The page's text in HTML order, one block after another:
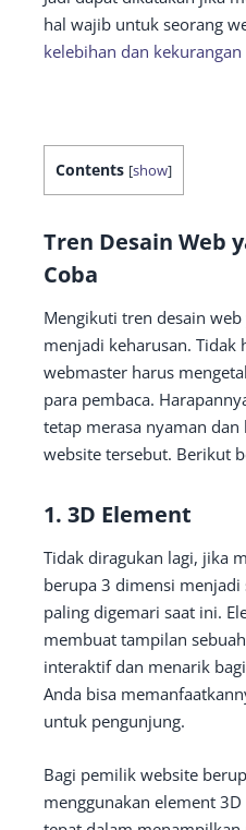
hal wajib untuk seorang
kelebihan dan
Contents [show]
Tren Desain Web
Coba
Mengikuti tren desain
menjadi keharusan. Tidak
webmaster harus
para pembaca.
tetap merasa nyaman
website tersebut. Berikut
1. 3D Element
Tidak diragukan lagi, jika
berupa 3 dimensi
paling digemari saat ini.
membuat tampilan
interaktif dan menarik
Anda bisa
untuk pengunjung.
Bagi pemilik website
menggunakan element